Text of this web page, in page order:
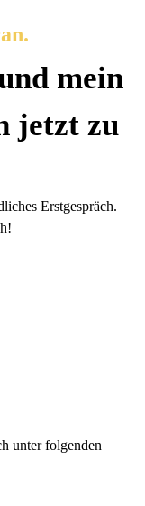
mein
jetzt zu
Erstgespräch.
unter folgenden